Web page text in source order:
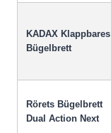
KADAX Klappbares
Bügelbrett
Rörets Bügelbrett
Dual Action Next